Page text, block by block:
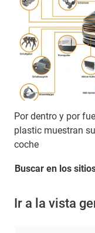
Por dentro y por
plastic muestran
coche
Buscar en los
Ir a la vista